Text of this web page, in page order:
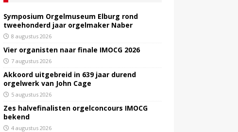
Symposium Orgelmuseum Elburg rond
tweehonderd jaar orgelmaker Naber
8 augustus 2026
Vier organisten naar finale IMOCG 2026
7 augustus 2026
Akkoord uitgebreid in 639 jaar durend
orgelwerk van John Cage
5 augustus 2026
Zes halvefinalisten orgelconcours IMOCG
bekend
4 augustus 2026